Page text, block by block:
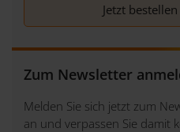
Jetzt
Zum Newsletter
Melden Sie sich jetzt zum
an und verpassen Sie damit